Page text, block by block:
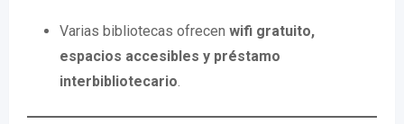
Varias bibliotecas ofrecen wifi gratuito,
espacios accesibles y préstamo
interbibliotecario.